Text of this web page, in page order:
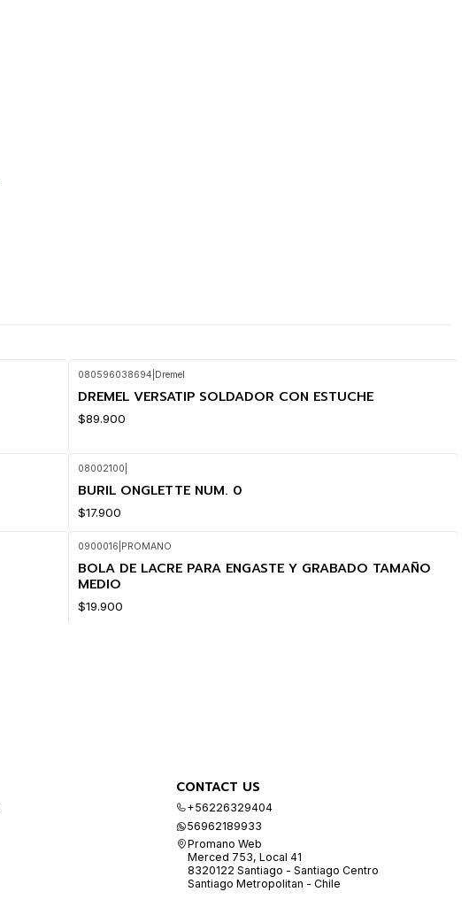
080596038694 Dremel
DREMEL VERSATIP SOLDADOR CON ESTUCHE
$89.900
08002100
BURIL ONGLETTE NUM. 0
$17.900
0900016 PROMANO
BOLA DE LACRE PARA ENGASTE Y GRABADO TAMAÑO
MEDIO
$19.900
CONTACT US
+56226329404
56962189933
Promano Web
Merced 753, Local 41
8320122 Santiago - Santiago Centro
Santiago Metropolitan - Chile